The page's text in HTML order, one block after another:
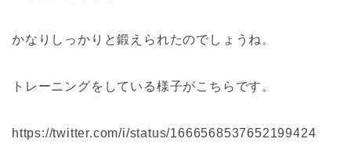
かなりしっかりと鍛えられたのでしょうね。
トレーニングをしている様子がこちらです。
https://twitter.com/i/status/1666568537652199424